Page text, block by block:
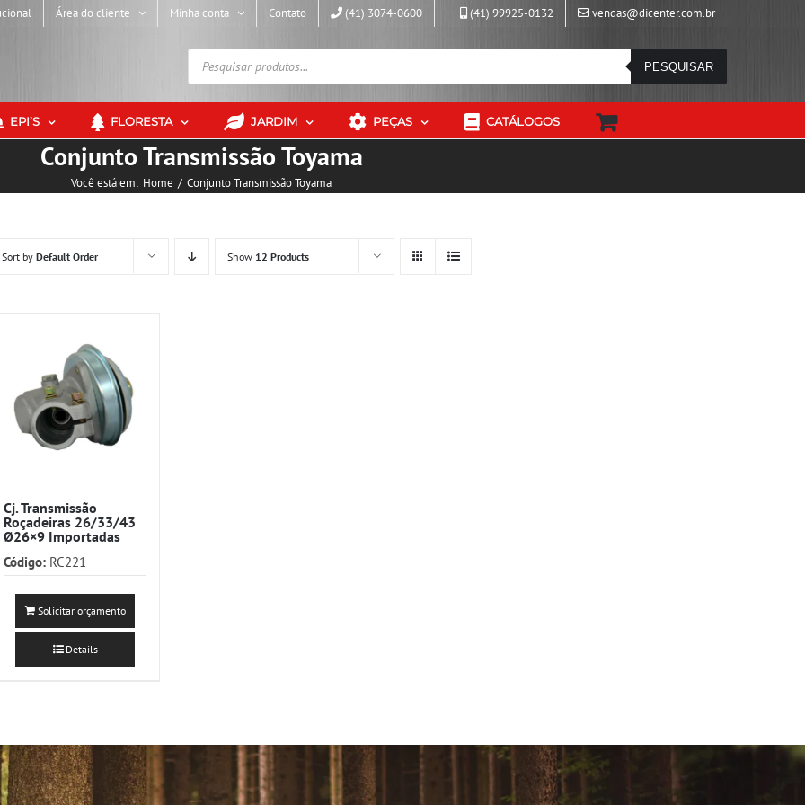
Área do cliente Minha conta Contato (41) 3074-0600 (41) 99925-0132 vendas@dicenter.com.br
Pesquisar
produtos
PESQUISAR
EPI’S FLORESTA JARDIM PEÇAS CATÁLOGOS
Conjunto Transmissão Toyama
Você está em: Home Conjunto Transmissão Toyama
Sort byDefault Order Show 12 Products
Cj. Transmissão
Roçadeiras 26/33/43
Ø26×9 Importadas
Código: RC221
Solicitar orçamento
Details